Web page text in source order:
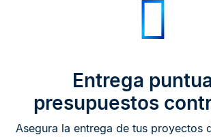
Entrega
presupuestos
Asegura la entrega de tus proyectos